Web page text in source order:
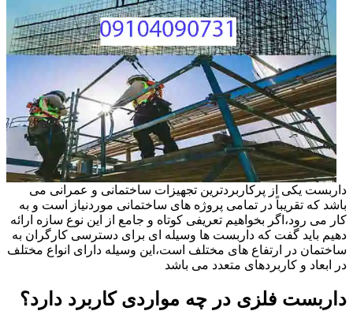
داربست یکی از پرکاربردترین تجهیزات ساختمانی و عمرانی می
باشد که تقریباً در تمامی پروژه های ساختمانی موردنیاز است و به
کار می رود،اگر بخواهیم تعریفی کوتاه و جامع از این نوع سازه ارائه
دهیم باید گفت که داربست ها وسیله ای برای دسترسی کارگران به
ساختمان در ارتفاع های مختلف است،این وسیله دارای انواع مختلف
در ابعاد و کاربردهای متعدد می باشد
داربست فلزی در چه مواردی کاربرد دارد؟